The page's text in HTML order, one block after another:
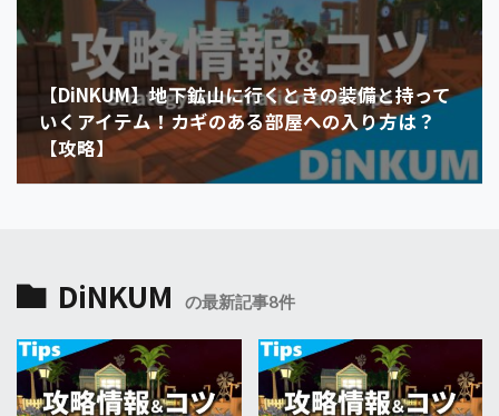
【DiNKUM】地下鉱山に行くときの装備と持って
いくアイテム！カギのある部屋への入り方は？
【攻略】
DiNKUM の最新記事8件